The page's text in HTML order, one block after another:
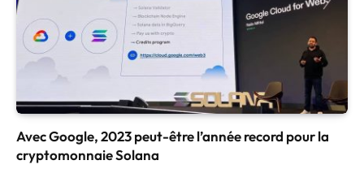
Avec Google, 2023 peut-être l’année record pour la
cryptomonnaie Solana